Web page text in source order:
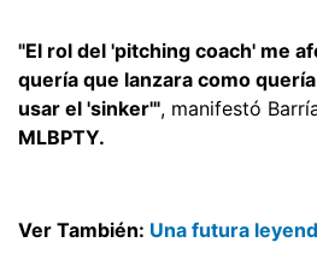
"El rol del 'pitching coach' me
quería que lanzara como
usar el 'sinker'", manifestó
MLBPTY.
Ver También: Una futura